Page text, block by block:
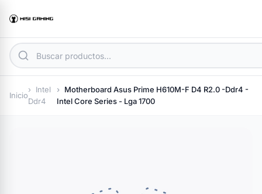
Inicio
Intel
Ddr4
Motherboard Asus Prime H610M-F D4 R2.0 -Ddr4 -
Intel Core Series - Lga 1700